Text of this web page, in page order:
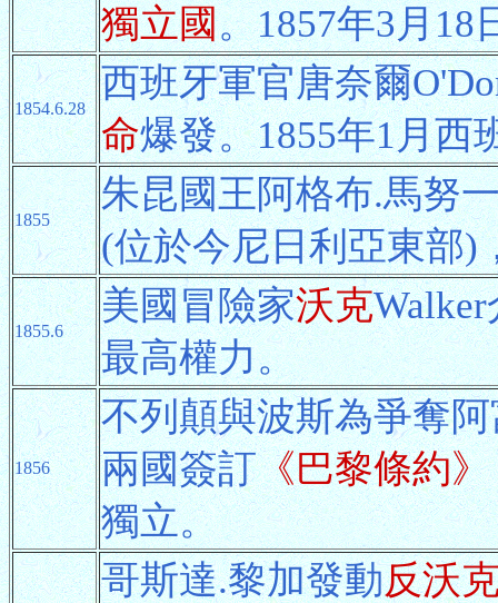
獨立國。1857年3月18
1854.6.28
西班牙軍官唐奈爾
命爆發。1855年1月西
1855
朱昆國王阿格布.馬努
(位於今尼日利亞東部)
1855.6
美國冒險家沃克
最高權力。
1856
不列顛與波斯為爭奪
兩國簽訂《巴黎條約》
獨立。
哥斯達.黎加發動反沃